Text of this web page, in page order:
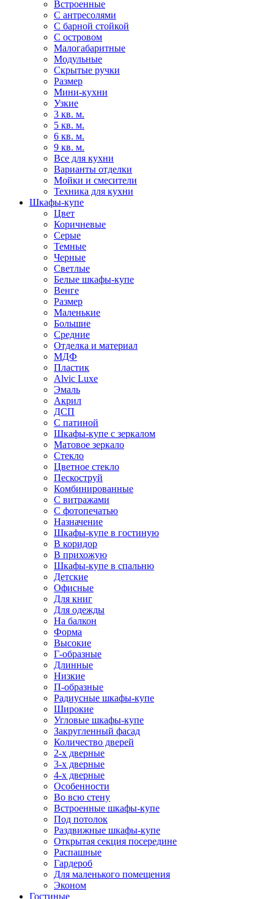
Встроенные
С антресолями
С барной стойкой
С островом
Малогабаритные
Модульные
Скрытые ручки
Размер
Мини-кухни
Узкие
3 кв. м.
5 кв. м.
6 кв. м.
9 кв. м.
Все для кухни
Варианты отделки
Мойки и смесители
Техника для кухни
Шкафы-купе
Цвет
Коричневые
Серые
Темные
Черные
Светлые
Белые шкафы-купе
Венге
Размер
Маленькие
Большие
Средние
Отделка и материал
МДФ
Пластик
Alvic Luxe
Эмаль
Акрил
ДСП
С патиной
Шкафы-купе с зеркалом
Матовое зеркало
Стекло
Цветное стекло
Пескоструй
Комбинированные
С витражами
С фотопечатью
Назначение
Шкафы-купе в гостиную
В коридор
В прихожую
Шкафы-купе в спальню
Детские
Офисные
Для книг
Для одежды
На балкон
Форма
Высокие
Г-образные
Длинные
Низкие
П-образные
Радиусные шкафы-купе
Широкие
Угловые шкафы-купе
Закругленный фасад
Количество дверей
2-х дверные
3-х дверные
4-х дверные
Особенности
Во всю стену
Встроенные шкафы-купе
Под потолок
Раздвижные шкафы-купе
Открытая секция посередине
Распашные
Гардероб
Для маленького помещения
Эконом
Гостиные